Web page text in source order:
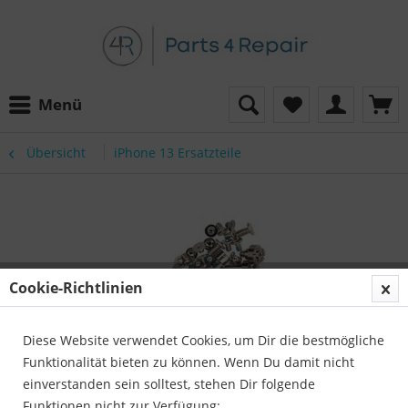
Menü
Übersicht iPhone 13 Ersatzteile
Cookie-Richtlinien
Diese Website verwendet Cookies, um Dir die bestmögliche
Funktionalität bieten zu können. Wenn Du damit nicht
einverstanden sein solltest, stehen Dir folgende